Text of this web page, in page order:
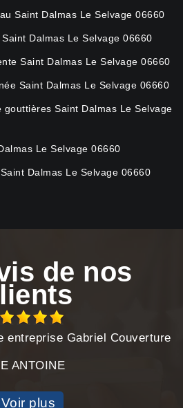
Saint Dalmas Le Selvage 06660
Dalmas Le Selvage 06660
Saint Dalmas Le Selvage 06660
Saint Dalmas Le Selvage 06660
gouttières Saint Dalmas Le Selvage
Le Selvage 06660
Dalmas Le Selvage 06660
de nos
entreprise Gabriel Couverture
ANTOINE
Voir plus